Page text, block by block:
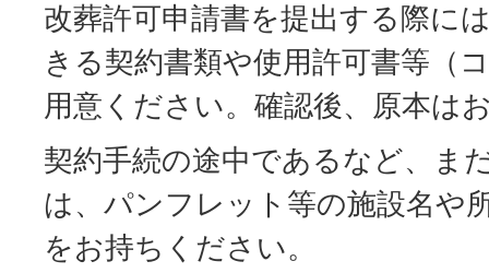
改葬許可申請書を提出する際に
きる契約書類や使用許可書等（
用意ください。確認後、原本は
契約手続の途中であるなど、ま
は、パンフレット等の施設名や
をお持ちください。